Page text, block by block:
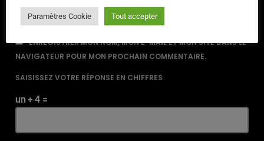
ENREGISTRER MON NOM, MON E-MAIL ET MON SITE DANS LE
NAVIGATEUR POUR MON PROCHAIN COMMENTAIRE.
SAISISSEZ VOTRE RÉPONSE EN CHIFFRES
un + 4 =
Paramètres Cookie Tout accepter